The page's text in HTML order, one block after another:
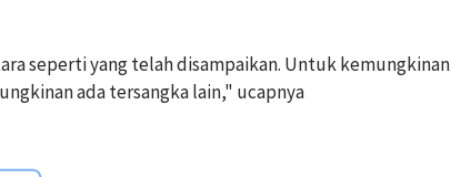
seperti yang telah disampaikan. Untuk kemungkinan
ada tersangka lain," ucapnya